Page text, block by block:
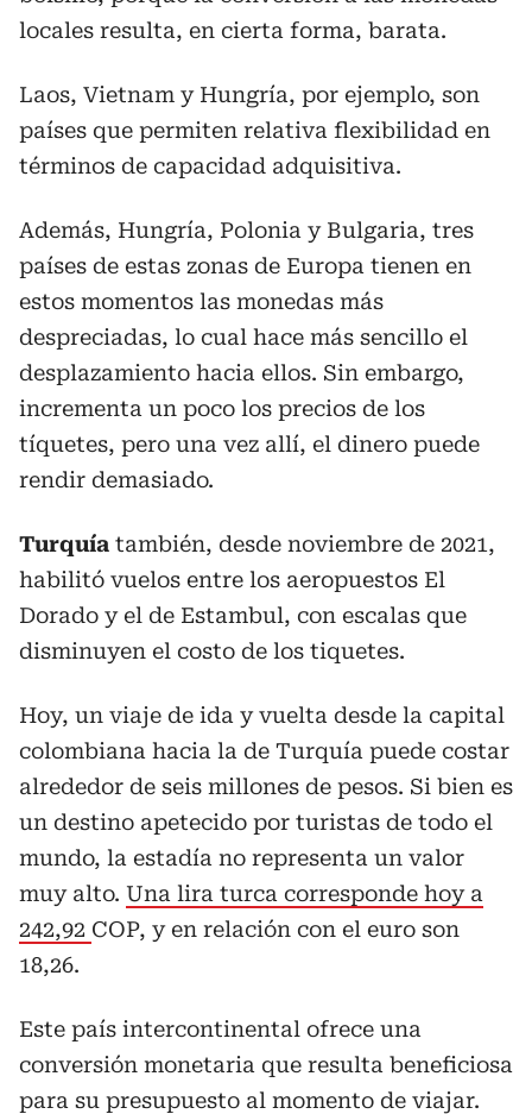
locales resulta, en cierta forma, barata.
Laos, Vietnam y Hungría, por ejemplo, son
países que permiten relativa flexibilidad en
términos de capacidad adquisitiva.
Además, Hungría, Polonia y Bulgaria, tres
países de estas zonas de Europa tienen en
estos momentos las monedas más
despreciadas, lo cual hace más sencillo el
desplazamiento hacia ellos. Sin embargo,
incrementa un poco los precios de los
tíquetes, pero una vez allí, el dinero puede
rendir demasiado.
Turquía también, desde noviembre de 2021,
habilitó vuelos entre los aeropuestos El
Dorado y el de Estambul, con escalas que
disminuyen el costo de los tiquetes.
Hoy, un viaje de ida y vuelta desde la capital
colombiana hacia la de Turquía puede costar
alrededor de seis millones de pesos. Si bien es
un destino apetecido por turistas de todo el
mundo, la estadía no representa un valor
muy alto. Una lira turca corresponde hoy a
242,92 COP, y en relación con el euro son
18,26.
Este país intercontinental ofrece una
conversión monetaria que resulta beneficiosa
para su presupuesto al momento de viajar.